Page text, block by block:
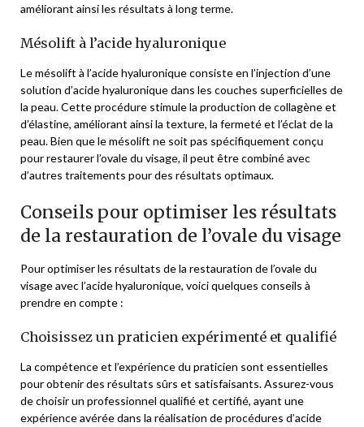
améliorant ainsi les résultats à long terme.
Mésolift à l’acide hyaluronique
Le mésolift à l’acide hyaluronique consiste en l’injection d’une
solution d’acide hyaluronique dans les couches superficielles de
la peau. Cette procédure stimule la production de collagène et
d’élastine, améliorant ainsi la texture, la fermeté et l’éclat de la
peau. Bien que le mésolift ne soit pas spécifiquement conçu
pour restaurer l’ovale du visage, il peut être combiné avec
d’autres traitements pour des résultats optimaux.
Conseils pour optimiser les résultats
de la restauration de l’ovale du visage
Pour optimiser les résultats de la restauration de l’ovale du
visage avec l’acide hyaluronique, voici quelques conseils à
prendre en compte :
Choisissez un praticien expérimenté et qualifié
La compétence et l’expérience du praticien sont essentielles
pour obtenir des résultats sûrs et satisfaisants. Assurez-vous
de choisir un professionnel qualifié et certifié, ayant une
expérience avérée dans la réalisation de procédures d’acide